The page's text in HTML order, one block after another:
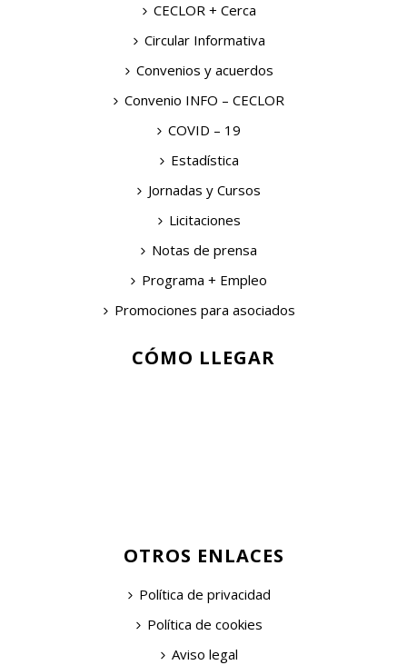
CECLOR + Cerca
Circular Informativa
Convenios y acuerdos
Convenio INFO – CECLOR
COVID – 19
Estadística
Jornadas y Cursos
Licitaciones
Notas de prensa
Programa + Empleo
Promociones para asociados
CÓMO LLEGAR
OTROS ENLACES
Política de privacidad
Política de cookies
Aviso legal